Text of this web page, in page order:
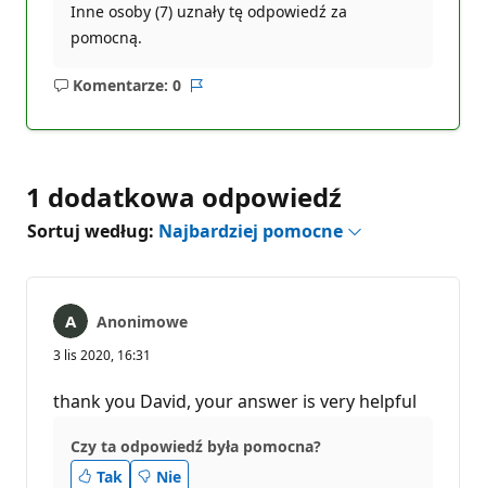
Inne osoby (7) uznały tę odpowiedź za
pomocną.
Komentarze: 0
Brak
1 dodatkowa odpowiedź
Sortuj według: Najbardziej pomocne
Anonimowe
3 lis 2020, 16:31
thank you David, your answer is very helpful
Czy ta odpowiedź była pomocna?
Tak
Nie